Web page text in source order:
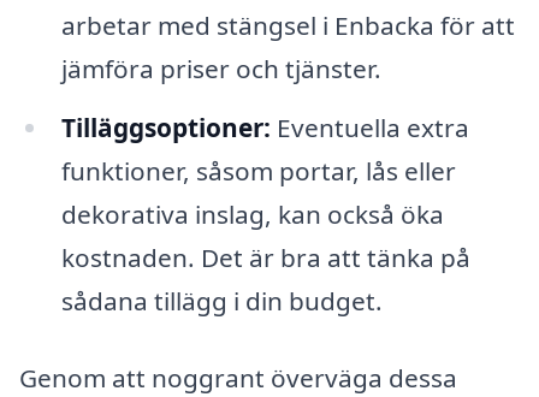
arbetar med stängsel i Enbacka för att
jämföra priser och tjänster.
Tilläggsoptioner: Eventuella extra
funktioner, såsom portar, lås eller
dekorativa inslag, kan också öka
kostnaden. Det är bra att tänka på
sådana tillägg i din budget.
Genom att noggrant överväga dessa